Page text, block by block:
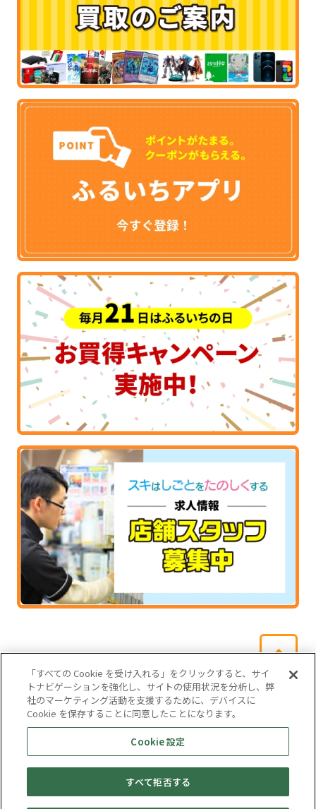
会社概要
サイトマップ
お問い合わせ
個人情報保護方針
株式会社テイツー
埼玉県公安委員会許可 第431100002846号
© TAYTWO CO,.LTD.
「すべての Cookie を受け入れる」をクリックすると、サイ
トナビゲーションを強化し、サイトの使用状況を分析し、弊
社のマーケティング活動を支援するために、デバイスに
Cookie を保存することに同意したことになります。
Cookie 設定
すべて拒否する